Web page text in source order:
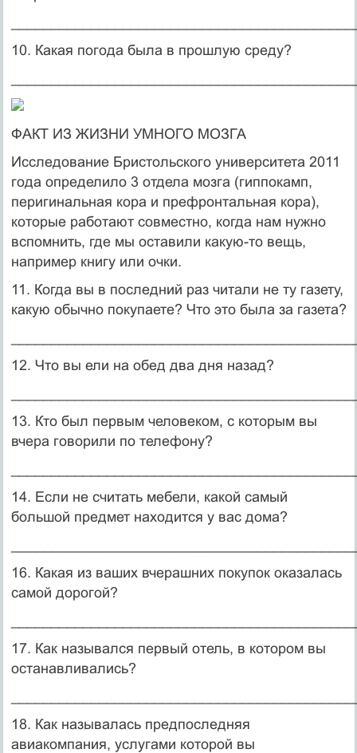
10. Какая погода была в прошлую среду?
ФАКТ ИЗ ЖИЗНИ УМНОГО МОЗГА
Исследование Бристольского университета 2011
года определило 3 отдела мозга (гиппокамп,
перигинальная кора и префронтальная кора),
которые работают совместно, когда нам нужно
вспомнить, где мы оставили какую-то вещь,
например книгу или очки.
11. Когда вы в последний раз читали не ту газету,
какую обычно покупаете? Что это была за газета?
12. Что вы ели на обед два дня назад?
13. Кто был первым человеком, с которым вы
вчера говорили по телефону?
14. Если не считать мебели, какой самый
большой предмет находится у вас дома?
16. Какая из ваших вчерашних покупок оказалась
самой дорогой?
17. Как назывался первый отель, в котором вы
останавливались?
18. Как называлась предпоследняя
авиакомпания, услугами которой вы